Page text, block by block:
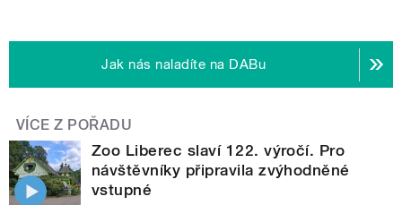
Jak nás naladíte na DABu
VÍCE Z POŘADU
Zoo Liberec slaví 122. výročí. Pro
návštěvníky připravila zvýhodněné
vstupné